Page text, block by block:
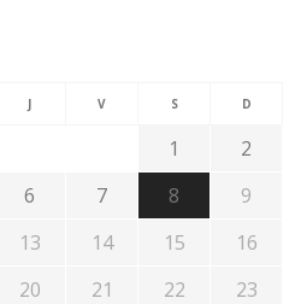
J V S D
1
2
6 7 8
9
13 14 15
16
20 21 22
23